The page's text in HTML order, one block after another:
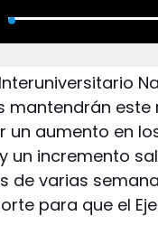
mantendrán este
un aumento en
un incremento
de varias
para que el